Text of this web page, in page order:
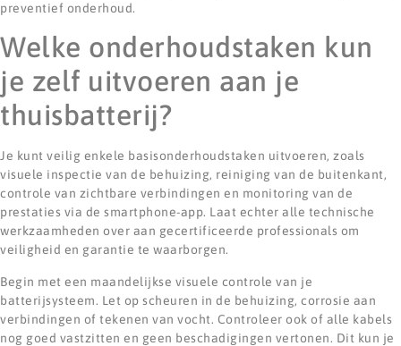
preventief onderhoud.
Welke onderhoudstaken kun
je zelf uitvoeren aan je
thuisbatterij?
Je kunt veilig enkele basisonderhoudstaken uitvoeren, zoals
visuele inspectie van de behuizing, reiniging van de buitenkant,
controle van zichtbare verbindingen en monitoring van de
prestaties via de smartphone-app. Laat echter alle technische
werkzaamheden over aan gecertificeerde professionals om
veiligheid en garantie te waarborgen.
Begin met een maandelijkse visuele controle van je
batterijsysteem. Let op scheuren in de behuizing, corrosie aan
verbindingen of tekenen van vocht. Controleer ook of alle kabels
nog goed vastzitten en geen beschadigingen vertonen. Dit kun je